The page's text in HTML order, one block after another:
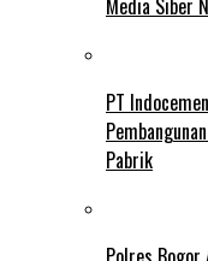
Media Siber
PT
Pabrik